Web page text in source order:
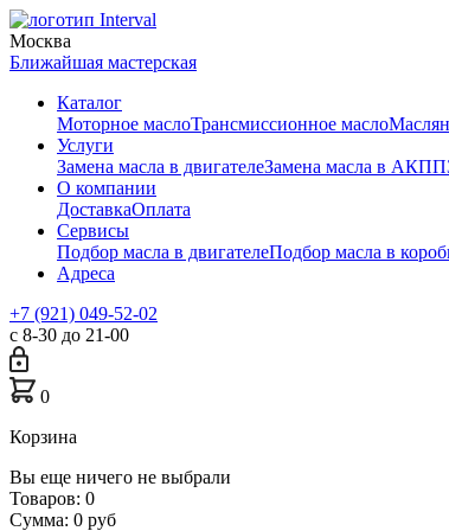
Москва
Ближайшая мастерская
Каталог
Моторное маслоТрансмиссионное масло
Услуги
Замена масла в двигателеЗамена масла в АКПП
О компании
ДоставкаОплата
Сервисы
Подбор масла в двигателеПодбор масла в
Адреса
+7 (921) 049-52-02
с 8-30 до 21-00
0
Корзина
Вы еще ничего не выбрали
Товаров: 0
Сумма: 0 руб